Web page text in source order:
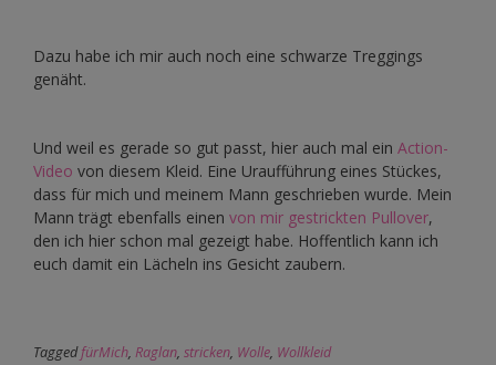
Dazu habe ich mir auch noch eine schwarze Treggings
genäht.
Und weil es gerade so gut passt, hier auch mal ein Action-
Video von diesem Kleid. Eine Uraufführung eines Stückes,
dass für mich und meinem Mann geschrieben wurde. Mein
Mann trägt ebenfalls einen von mir gestrickten Pullover,
den ich hier schon mal gezeigt habe. Hoffentlich kann ich
euch damit ein Lächeln ins Gesicht zaubern.
TaggedfürMich, Raglan, stricken, Wolle, Wollkleid